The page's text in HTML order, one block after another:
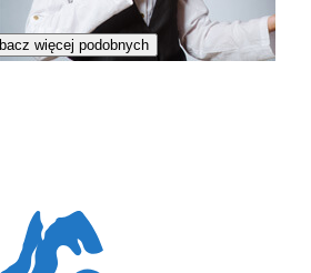
więcej podobnych